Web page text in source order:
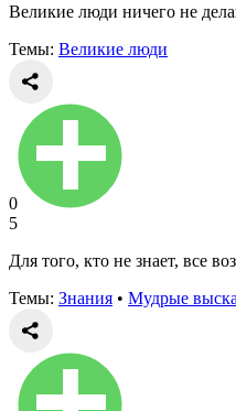
Великие люди ничего не
Темы: Великие люди
0
5
Для того, кто не знает, все
Темы: Знания • Мудрые